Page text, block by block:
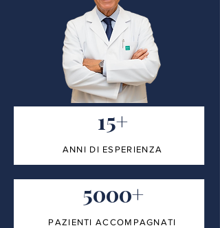
15+
ANNI DI ESPERIENZA
5000+
PAZIENTI ACCOMPAGNATI